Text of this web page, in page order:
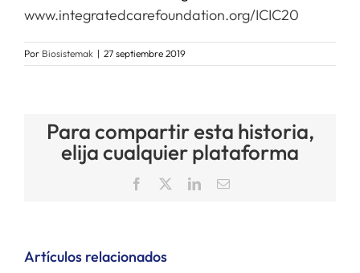
www.integratedcarefoundation.org/ICIC20
Por Biosistemak | 27 septiembre 2019
Para compartir esta historia,
elija cualquier plataforma
Facebook LinkedInCorreo
Artículos relacionados